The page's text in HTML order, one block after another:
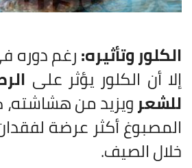
الكلور وتأثيره:رغم دوره
إلا أن الكلور يؤثر على
للشعرويزيد من
المصبوغ أكثر عرضة
خلال الصيف.